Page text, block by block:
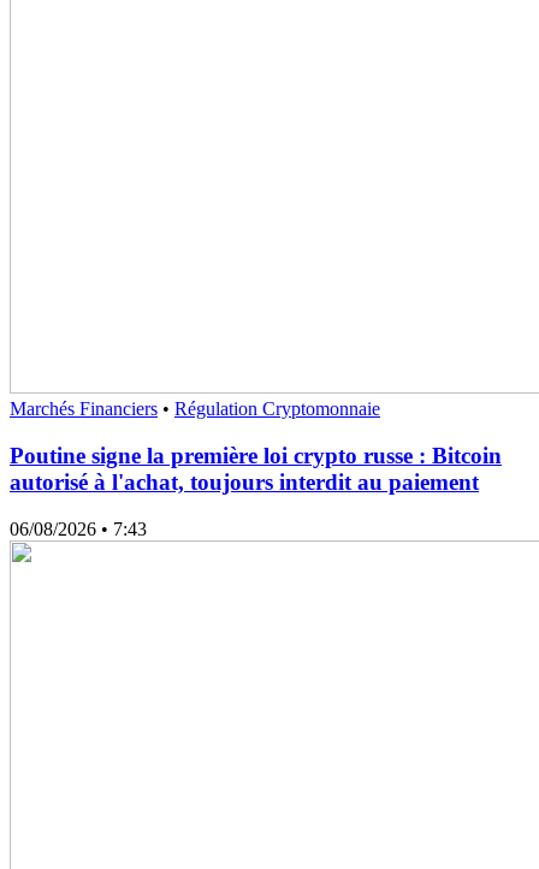
Marchés Financiers • Régulation Cryptomonnaie
Poutine signe la première loi crypto russe : Bitcoin
autorisé à l'achat, toujours interdit au paiement
06/08/2026 • 7:43